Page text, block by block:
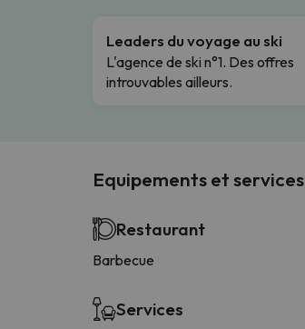
Leaders du voyage au ski
L'agence de ski n°1. Des offres
introuvables ailleurs.
Equipements et services
Restaurant
Barbecue
Services